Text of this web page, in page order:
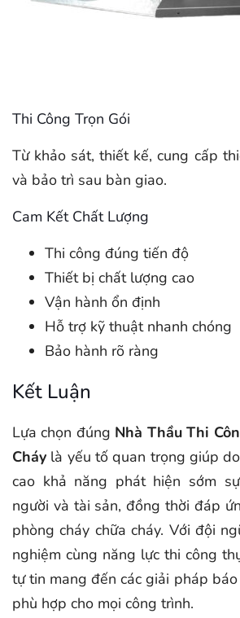
Thi Công Trọn Gói
Từ khảo sát, thiết kế, cung cấp
và bảo trì sau bàn giao.
Cam Kết Chất Lượng
Thi công đúng tiến độ
Thiết bị chất lượng cao
Vận hành ổn định
Hỗ trợ kỹ thuật nhanh chóng
Bảo hành rõ ràng
Kết Luận
Lựa chọn đúng Nhà Thầu Thi
Cháy là yếu tố quan trọng giúp
cao khả năng phát hiện sớm
người và tài sản, đồng thời đáp
phòng cháy chữa cháy. Với đội
nghiệm cùng năng lực thi công
tự tin mang đến các giải pháp
phù hợp cho mọi công trình.